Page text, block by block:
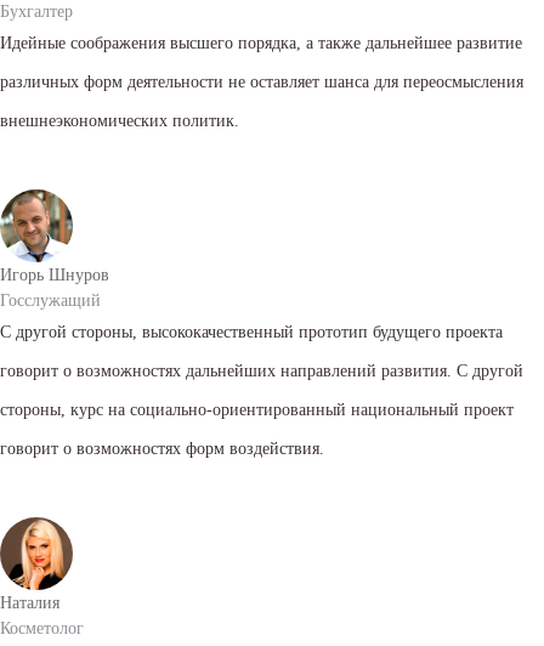
Бухгалтер
Идейные соображения высшего порядка, а также дальнейшее развитие
различных форм деятельности не оставляет шанса для переосмысления
внешнеэкономических политик.
Игорь Шнуров
Госслужащий
С другой стороны, высококачественный прототип будущего проекта
говорит о возможностях дальнейших направлений развития. С другой
стороны, курс на социально-ориентированный национальный проект
говорит о возможностях форм воздействия.
Наталия
Косметолог